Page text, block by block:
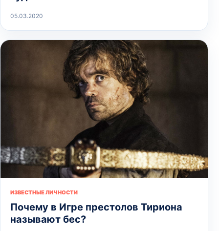
05.03.2020
ИЗВЕСТНЫЕ ЛИЧНОСТИ
Почему в Игре престолов Тириона
называют бес?